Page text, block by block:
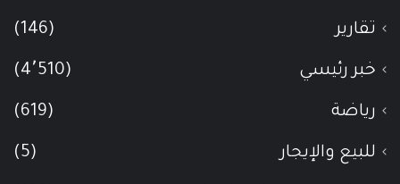
تقارير (146)
خبر رئيسي (4٬510)
رياضة (619)
للبيع والإيجار (5)